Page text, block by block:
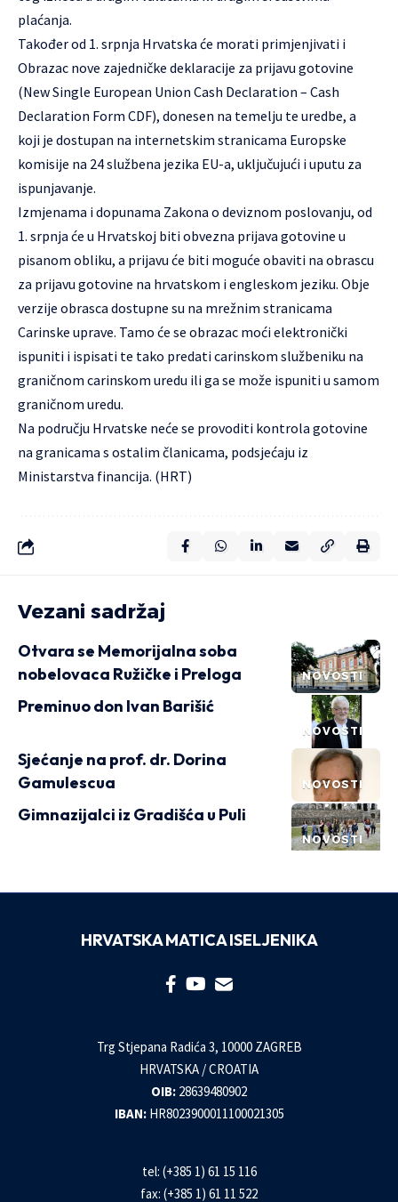
plaćanja.
Također od 1. srpnja Hrvatska će morati primjenjivati i
Obrazac nove zajedničke deklaracije za prijavu gotovine
(New Single European Union Cash Declaration – Cash
Declaration Form CDF), donesen na temelju te uredbe, a
koji je dostupan na internetskim stranicama Europske
komisije na 24 službena jezika EU-a, uključujući i uputu za
ispunjavanje.
Izmjenama i dopunama Zakona o deviznom poslovanju, od
1. srpnja će u Hrvatskoj biti obvezna prijava gotovine u
pisanom obliku, a prijavu će biti moguće obaviti na obrascu
za prijavu gotovine na hrvatskom i engleskom jeziku. Obje
verzije obrasca dostupne su na mrežnim stranicama
Carinske uprave. Tamo će se obrazac moći elektronički
ispuniti i ispisati te tako predati carinskom službeniku na
graničnom carinskom uredu ili ga se može ispuniti u samom
graničnom uredu.
Na području Hrvatske neće se provoditi kontrola gotovine
na granicama s ostalim članicama, podsjećaju iz
Ministarstva financija. (HRT)
Vezani sadržaj
NOVOSTI
Otvara se Memorijalna soba
nobelovaca Ružičke i Preloga
NOVOSTI
Preminuo don Ivan Barišić
NOVOSTI
Sjećanje na prof. dr. Dorina
Gamulescua
NOVOSTI
Gimnazijalci iz Gradišća u Puli
HRVATSKA MATICA ISELJENIKA
Trg Stjepana Radića 3, 10000 ZAGREB
HRVATSKA / CROATIA
OIB: 28639480902
IBAN: HR8023900011100021305
tel: (+385 1) 61 15 116
fax: (+385 1) 61 11 522